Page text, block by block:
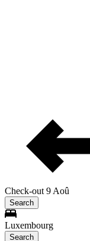
Check-out 9 Aoû
Search
Luxembourg
Search